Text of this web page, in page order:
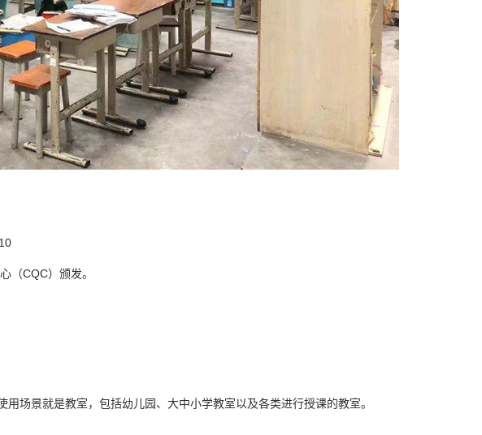
（CQC）颁发。
场景就是教室，包括幼儿园、大中小学教室以及各类进行授课的教室。